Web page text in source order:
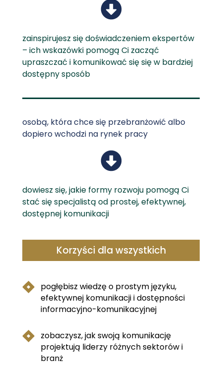
zainspirujesz się doświadczeniem ekspertów
– ich wskazówki pomogą Ci zacząć
upraszczać i komunikować się się w bardziej
dostępny sposób
osobą, która chce się przebranżowić albo
dopiero wchodzi na rynek pracy
dowiesz się, jakie formy rozwoju pomogą Ci
stać się specjalistą od prostej, efektywnej,
dostępnej komunikacji
Korzyści dla wszystkich
pogłębisz wiedzę o prostym języku,
efektywnej komunikacji i dostępności
informacyjno-komunikacyjnej
zobaczysz, jak swoją komunikację
projektują liderzy różnych sektorów i
branż